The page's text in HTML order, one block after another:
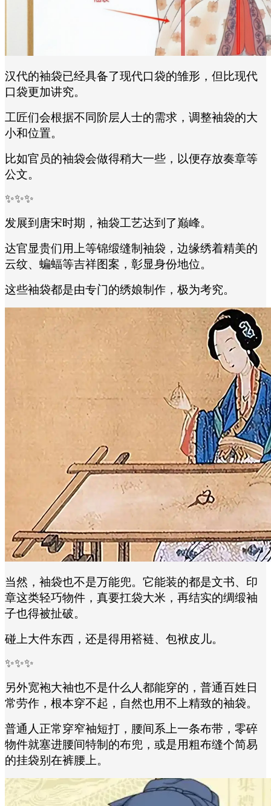
汉代的袖袋已经具备了现代口袋的雏形，但比现代
口袋更加讲究。
工匠们会根据不同阶层人士的需求，调整袖袋的大
小和位置。
比如官员的袖袋会做得稍大一些，以便存放奏章等
公文。
✨✨✨
发展到唐宋时期，袖袋工艺达到了巅峰。
达官显贵们用上等锦缎缝制袖袋，边缘绣着精美的
云纹、蝙蝠等吉祥图案，彰显身份地位。
这些袖袋都是由专门的绣娘制作，极为考究。
当然，袖袋也不是万能兜。它能装的都是文书、印
章这类轻巧物件，真要扛袋大米，再结实的绸缎袖
子也得被扯破。
碰上大件东西，还是得用褡裢、包袱皮儿。
✨✨✨
另外宽袍大袖也不是什么人都能穿的，普通百姓日
常劳作，根本穿不起，自然也用不上精致的袖袋。
普通人正常穿窄袖短打，腰间系上一条布带，零碎
物件就塞进腰间特制的布兜，或是用粗布缝个简易
的挂袋别在裤腰上。